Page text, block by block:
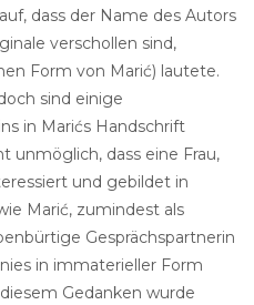
dass der Name des Autors
verschollen sind,
Form von Marić) lautete.
sind einige
in Marićs Handschrift
unmöglich, dass eine Frau,
und gebildet in
Marić, zumindest als
Gesprächspartnerin
in immaterieller Form
Gedanken wurde